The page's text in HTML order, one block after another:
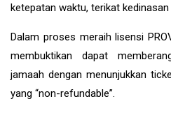
ketepatan waktu, terikat
Dalam proses meraih lisensi
membuktikan dapat
jamaah dengan menunjukkan
yang “non-refundable”.